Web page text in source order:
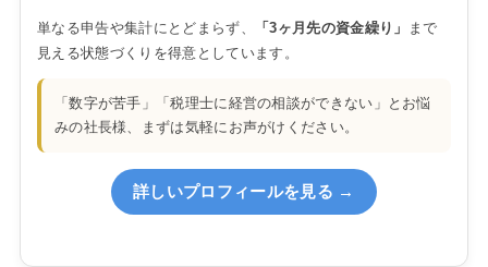
単なる申告や集計にとどまらず、 「3ヶ月先の資金繰り」
まで
見える状態づくりを得意としています。
「数字が苦手」「税理士に経営の相談ができない」とお悩
みの社長様、まずは気軽にお声がけください。
詳しいプロフィールを見る →